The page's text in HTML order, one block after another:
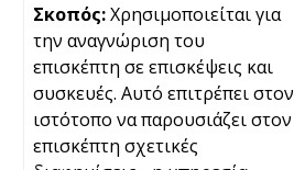
Χρησιμοποιείται για
την αναγνώριση του
επισκέπτη σε επισκέψεις και
συσκευές. Αυτό επιτρέπει στον
ιστότοπο να παρουσιάζει στον
επισκέπτη σχετικές